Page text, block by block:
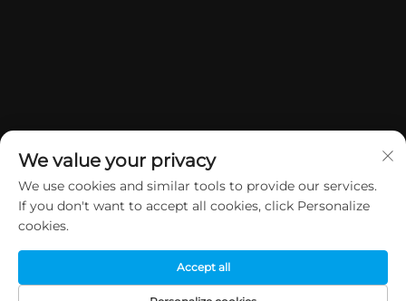
Copyright © 2026 China Dongguan Yuan Jie Gifts & Crafts Co., Ltd.
We value your privacy
We use cookies and similar tools to provide our services.
If you don't want to accept all cookies, click Personalize
cookies.
Accept all